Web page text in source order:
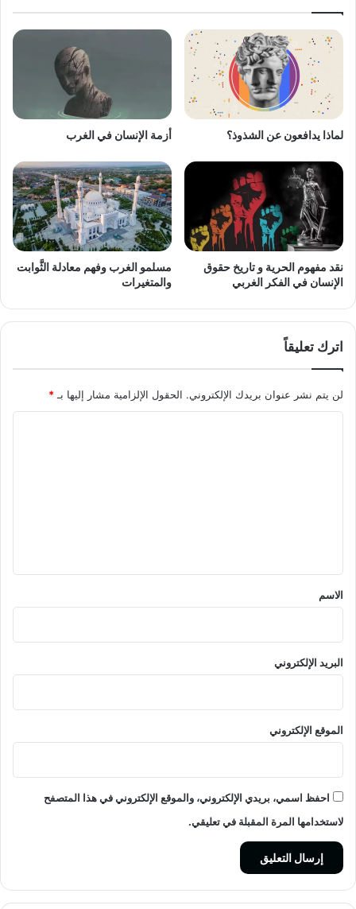
لماذا يدافعون عن الشذوذ؟ أزمة الإنسان في الغرب
نقد مفهوم الحرية و تاريخ حقوق
الإنسان في الفكر الغربي
مسلمو الغرب وفهم معادلة الثَّوابت
والمتغيرات
اترك تعليقاً
لن يتم نشر عنوان بريدك الإلكتروني. الحقول الإلزامية مشار إليها بـ *
*
الاسم
البريد الإلكتروني
الموقع الإلكتروني
احفظ اسمي، بريدي الإلكتروني، والموقع الإلكتروني في هذا المتصفح
لاستخدامها المرة المقبلة في تعليقي.